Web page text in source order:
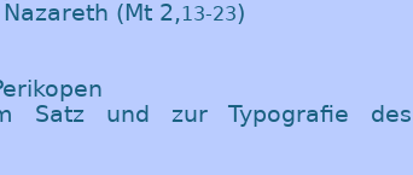
(Mt 2,13-23)
Satz und zur Typografie des